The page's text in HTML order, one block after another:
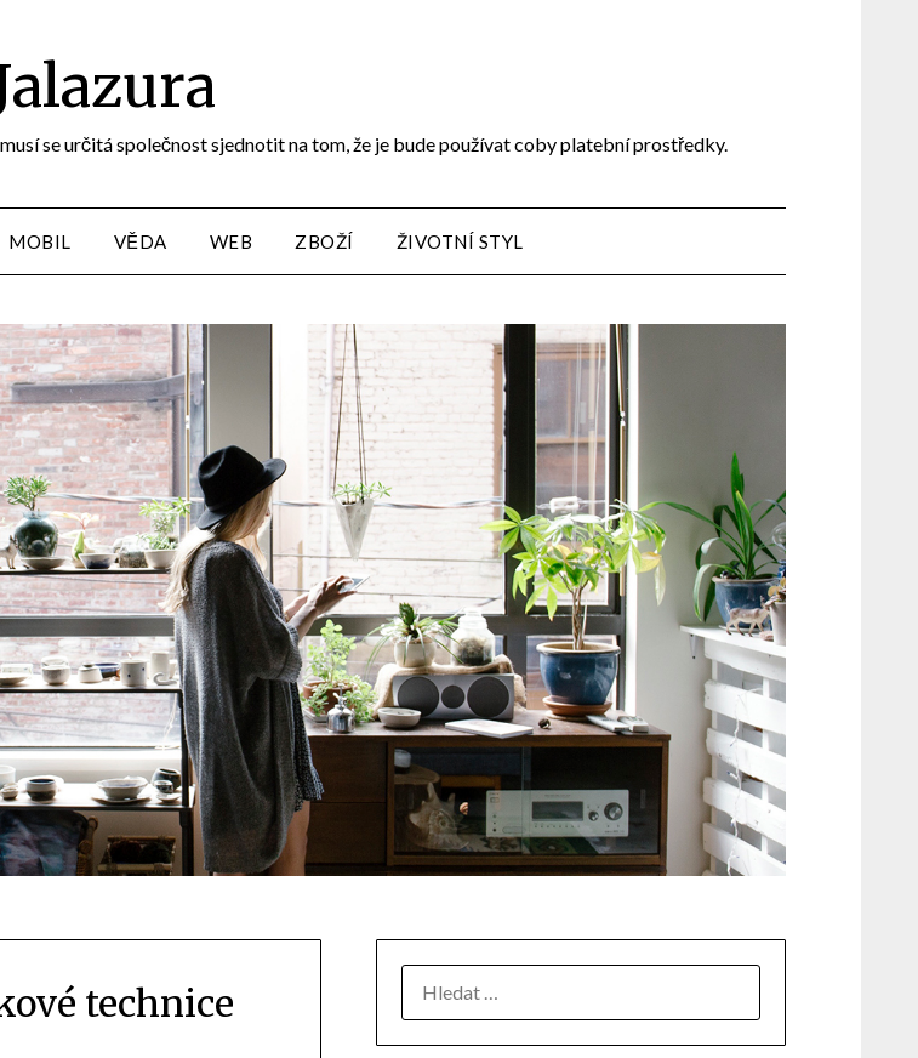
se určitá společnost sjednotit na tom, že je bude používat coby platební prostředky.
MOBIL VĚDA WEB ZBOŽÍ ŽIVOTNÍ STYL
technice